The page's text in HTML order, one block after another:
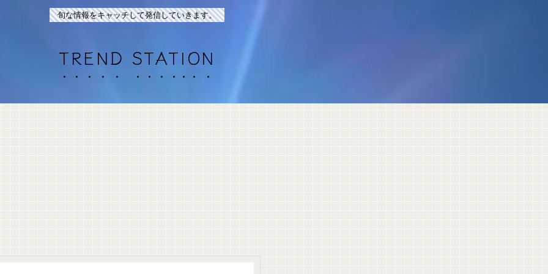
旬な情報をキャッチして発信していきます。
TREND STATION